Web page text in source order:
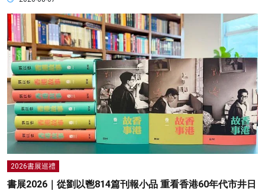
2026書展巡禮
書展2026｜從劉以鬯814篇刊報小品 重看香港60年代市井日